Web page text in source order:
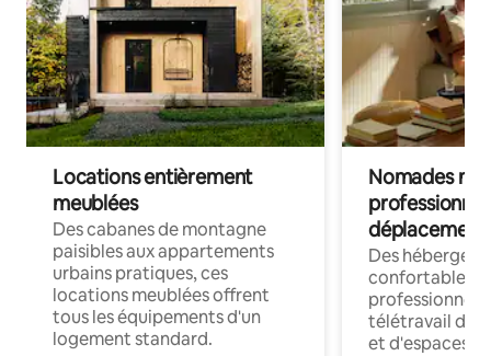
Locations entièrement
meublées
Des cabanes de montagne
paisibles aux appartements
urbains pratiques, ces
locations meublées offrent
tous les équipements d'un
logement standard.
Nomades
déplacement
Des
confortables
professionnels
télétravail
et d'espaces